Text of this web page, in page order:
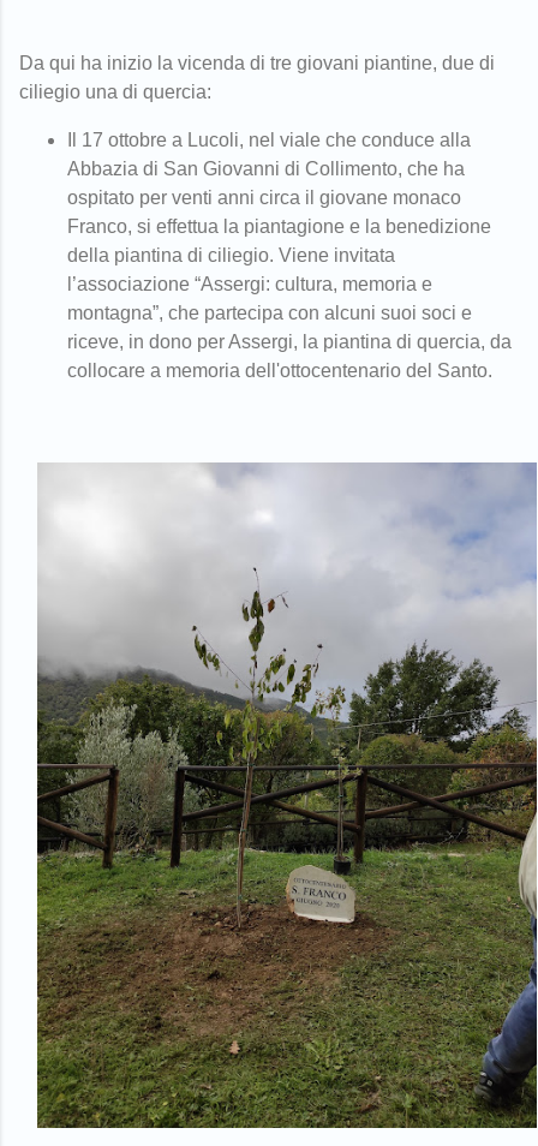
Da qui ha inizio la vicenda di tre giovani piantine, due di
ciliegio una di quercia:
Il 17 ottobre a Lucoli, nel viale che conduce alla
Abbazia di San Giovanni di Collimento, che ha
ospitato per venti anni circa il giovane monaco
Franco, si effettua la piantagione e la benedizione
della piantina di ciliegio. Viene invitata
l’associazione “Assergi: cultura, memoria e
montagna”, che partecipa con alcuni suoi soci e
riceve, in dono per Assergi, la piantina di quercia, da
collocare a memoria dell'ottocentenario del Santo.